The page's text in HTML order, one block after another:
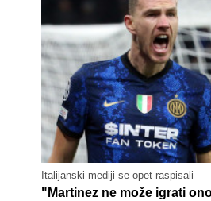
Italijanski mediji se opet raspisali
"Martinez ne može igrati